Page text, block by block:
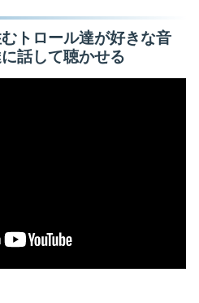
トロール達が好きな音
話して聴かせる